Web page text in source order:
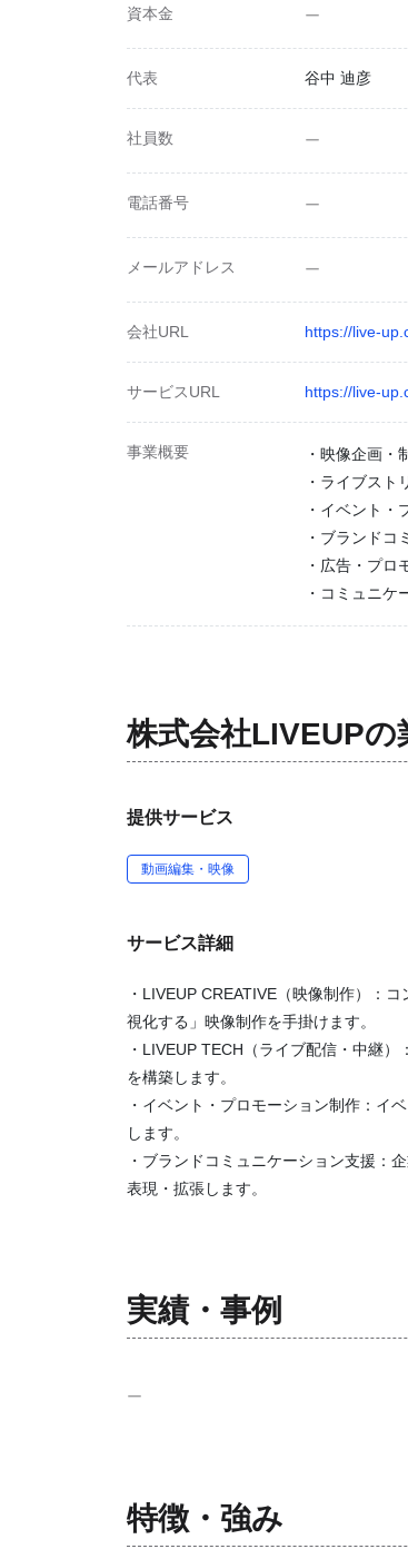
資本金 ー
代表 谷中 迪彦
社員数 ー
電話番号 ー
メールアドレス ー
会社URL https://live-
サービスURL https://live-
事業概要
・映像企画・
・ライブスト
・イベント・
・ブランドコ
・広告・プロ
・コミュニケ
株式会社LIVEUPの
提供サービス
動画編集・映像
サービス詳細
・LIVEUP CREATIVE（映像制作）：
視化する」映像制作を手掛けます。
・LIVEUP TECH（ライブ配信・中継
を構築します。
・イベント・プロモーション制作：イ
します。
・ブランドコミュニケーション支援：
表現・拡張します。
実績・事例
ー
特徴・強み